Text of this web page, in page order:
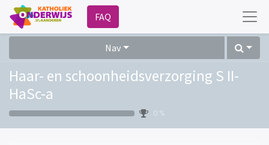
FAQ
Nav
Haar- en schoonheidsverzorging S II-
HaSc-a
0 %